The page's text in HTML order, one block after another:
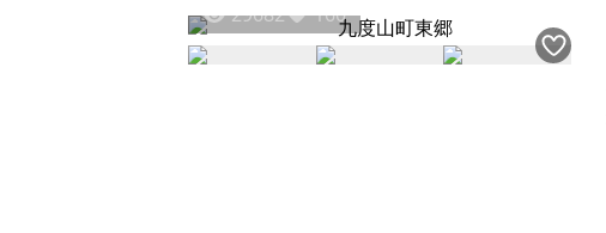
29682
160